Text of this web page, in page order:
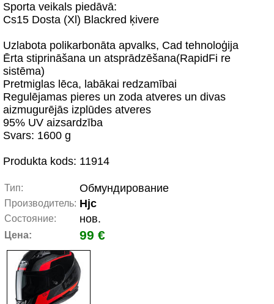
Sporta veikals piedāvā:
Cs15 Dosta (Xl) Blackred ķivere
Uzlabota polikarbonāta apvalks, Cad tehnoloģija
Ērta stiprināšana un atsprādzēšana(RapidFi re
sistēma)
Pretmiglas lēca, labākai redzamībai
Regulējamas pieres un zoda atveres un divas
aizmugurējās izplūdes atveres
95% UV aizsardzība
Svars: 1600 g
Produkta kods: 11914
Тип: Обмундирование
Производитель: Hjc
Состояние: нов.
Цена: 99 €